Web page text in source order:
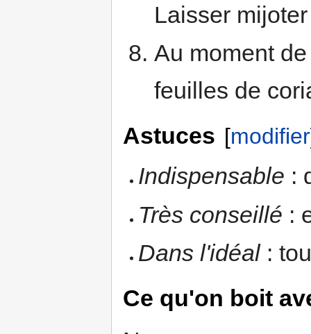
Laisser
Au moment
feuilles de
Astuces [modifier
Indispensable :
Très conseillé :
Dans l'idéal:
Ce qu'on boit